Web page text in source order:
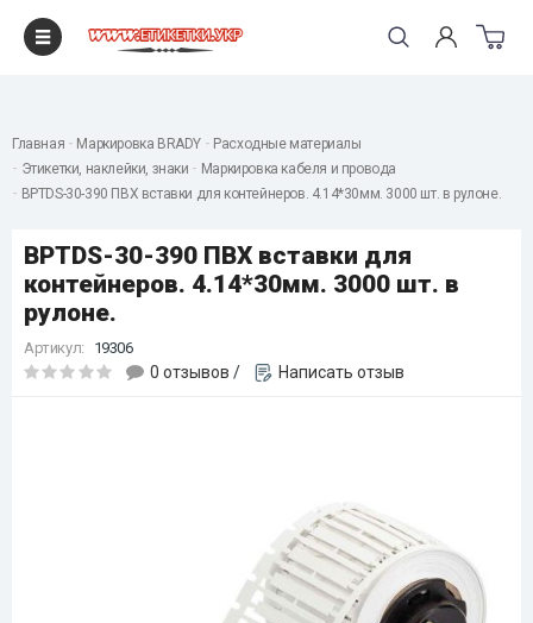
Главная Маркировка BRADY
Расходные материалы
Этикетки, наклейки, знаки
Маркировка кабеля и провода
BPTDS-30-390 ПВХ вставки для контейнеров. 4.14*30мм. 3000 шт. в рулоне.
BPTDS-30-390 ПВХ вставки для
контейнеров. 4.14*30мм. 3000 шт. в
рулоне.
Артикул: 19306
0 отзывов / Написать отзыв